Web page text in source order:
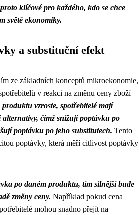
klíčové pro každého, kdo se chce
světě ekonomiky.
a substituční efekt
ze základních konceptů mikroekonomie,
v reakci na změnu ceny zboží
produktu vzroste, spotřebitelé mají
alternativy, čímž snižují poptávku po
poptávku po jeho substitutech. Tento
poptávky, která měří citlivost poptávky
po daném produktu, tím silnější bude
změny ceny. Například pokud cena
mohou snadno přejít na